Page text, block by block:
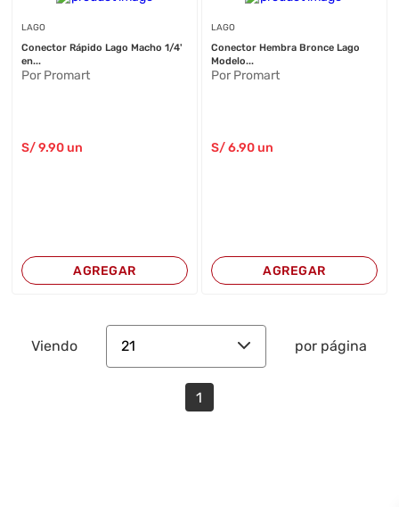
LAGO
Conector Rápido Lago Macho 1/4'
en...
Por Promart
S/9.90 un
AGREGAR
LAGO
Conector Hembra Bronce Lago
Modelo...
Por Promart
S/6.90un
AGREGAR
Viendo 21 por página
1